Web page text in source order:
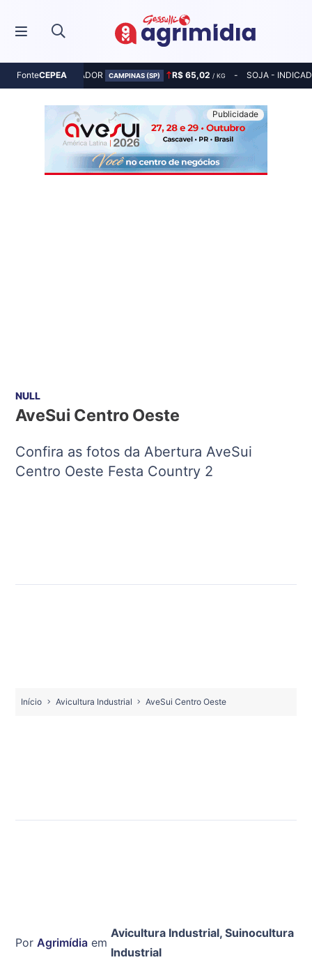
FonteCEPEA
MILHO - INDICADOR CAMPINAS (SP) R$ 65,02 / KG SOJA -
NULL
AveSui Centro Oeste
Confira as fotos da Abertura AveSui
Centro Oeste Festa Country 2
Início Avicultura Industrial AveSui Centro Oeste
Por Agrimídia em
Avicultura Industrial, Suinocultura
Industrial